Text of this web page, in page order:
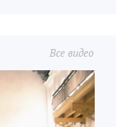
Все видео